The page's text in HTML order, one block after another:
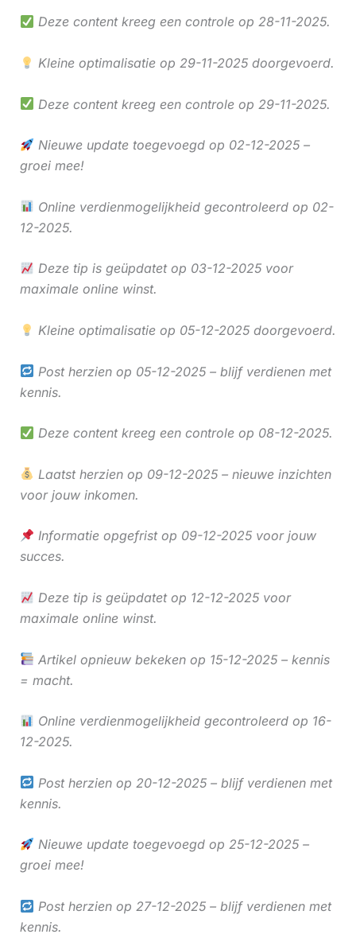
Deze content kreeg een controle op 28-11-2025.
Kleine optimalisatie op 29-11-2025 doorgevoerd.
Deze content kreeg een controle op 29-11-2025.
Nieuwe update toegevoegd op 02-12-2025 –
groei mee!
Online verdienmogelijkheid gecontroleerd op 02-
12-2025.
Deze tip is geüpdatet op 03-12-2025 voor
maximale online winst.
Kleine optimalisatie op 05-12-2025 doorgevoerd.
Post herzien op 05-12-2025 – blijf verdienen met
kennis.
Deze content kreeg een controle op 08-12-2025.
Laatst herzien op 09-12-2025 – nieuwe inzichten
voor jouw inkomen.
Informatie opgefrist op 09-12-2025 voor jouw
succes.
Deze tip is geüpdatet op 12-12-2025 voor
maximale online winst.
Artikel opnieuw bekeken op 15-12-2025 – kennis
= macht.
Online verdienmogelijkheid gecontroleerd op 16-
12-2025.
Post herzien op 20-12-2025 – blijf verdienen met
kennis.
Nieuwe update toegevoegd op 25-12-2025 –
groei mee!
Post herzien op 27-12-2025 – blijf verdienen met
kennis.